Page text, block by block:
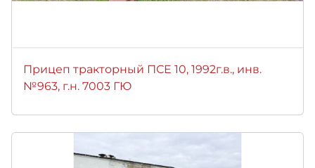
Прицеп тракторный ПСЕ 10, 1992г.в., инв.
№963, г.н. 7003 ГЮ